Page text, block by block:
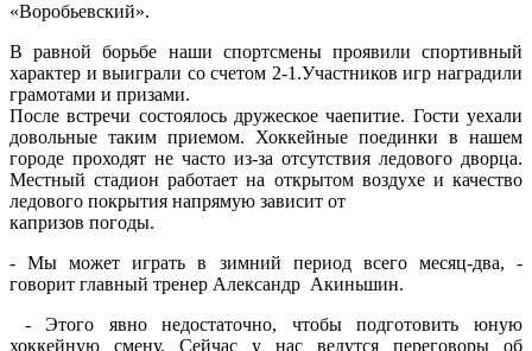
«Воробьевский».
В равной борьбе наши спортсмены проявили спортивный
характер и выиграли со счетом 2-1.Участников игр наградили
грамотами и призами.
После встречи состоялось дружеское чаепитие. Гости уехали
довольные таким приемом. Хоккейные поединки в нашем
городе проходят не часто из-за отсутствия ледового дворца.
Местный стадион работает на открытом воздухе и качество
ледового покрытия напрямую зависит от
капризов погоды.
- Мы может играть в зимний период всего месяц-два, -
говорит главный тренер Александр Акиньшин.
- Этого явно недостаточно, чтобы подготовить юную
хоккейную смену. Сейчас у нас ведутся переговоры об